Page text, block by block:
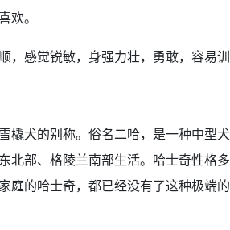
欢。
感觉锐敏，身强力壮，勇敢，容易
犬的别称。俗名二哈，是一种中型犬
北部、格陵兰南部生活。哈士奇性格
庭的哈士奇，都已经没有了这种极端